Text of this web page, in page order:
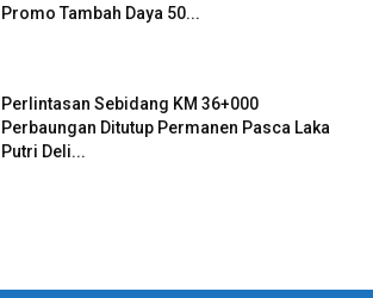
Promo Tambah Daya 50...
Perlintasan Sebidang KM 36+000
Perbaungan Ditutup Permanen Pasca Laka
Putri Deli...